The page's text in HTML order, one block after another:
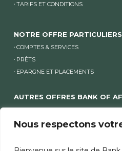
Nous respectons
TARIFS ET CONDITIONS
NOTRE OFFRE PARTICULIERS
COMPTES & SERVICES
PRÊTS
EPARGNE ET PLACEMENTS
AUTRES OFFRES BANK OF
ENTREPRISES
PME